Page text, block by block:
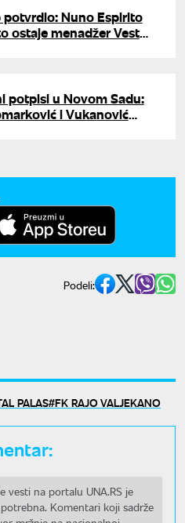
potvrdio: Nuno Espirito
ostaje menadžer Vest
potpisi u Novom Sadu:
i Vukanović
Podeli:
PALAS FK RAJO VALJEKANO
vesti na portalu UNA.RS je
Komentari koji sadrže